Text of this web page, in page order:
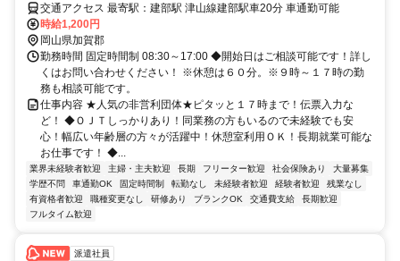
交通アクセス 最寄駅：建部駅 津山線建部駅車20分 車通勤可能
時給1,200円
岡山県加賀郡
勤務時間 固定時間制 08:30～17:00 ◆開始日はご相談可能です！詳し
くはお問い合わせください！ ※休憩は６０分。※９時～１７時の勤
務も相談可能です。
仕事内容 ★人気の非営利団体★ピタッと１７時まで！伝票入力な
ど！ ◆ＯＪＴしっかりあり！同業務の方もいるので未経験でも安
心！幅広い年齢層の方々が活躍中！休憩室利用ＯＫ！長期就業可能な
お仕事です！ ◆...
業界未経験者歓迎 主婦・主夫歓迎 長期 フリーター歓迎 社会保険あり
大量募集
学歴不問
車通勤OK 固定時間制 転勤なし 未経験者歓迎 経験者歓迎
残業なし
有資格者歓迎
職種変更なし 研修あり ブランクOK 交通費支給
長期歓迎
フルタイム歓迎
派遣社員